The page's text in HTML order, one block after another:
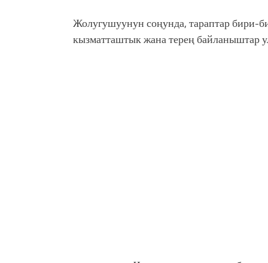
Жолугушуунун соңунда, тараптар бири-
кызматташтык жана терең байланыштар
тилдүү мамлекеттердин
менен жолуккан. Ушул эле күнү ал